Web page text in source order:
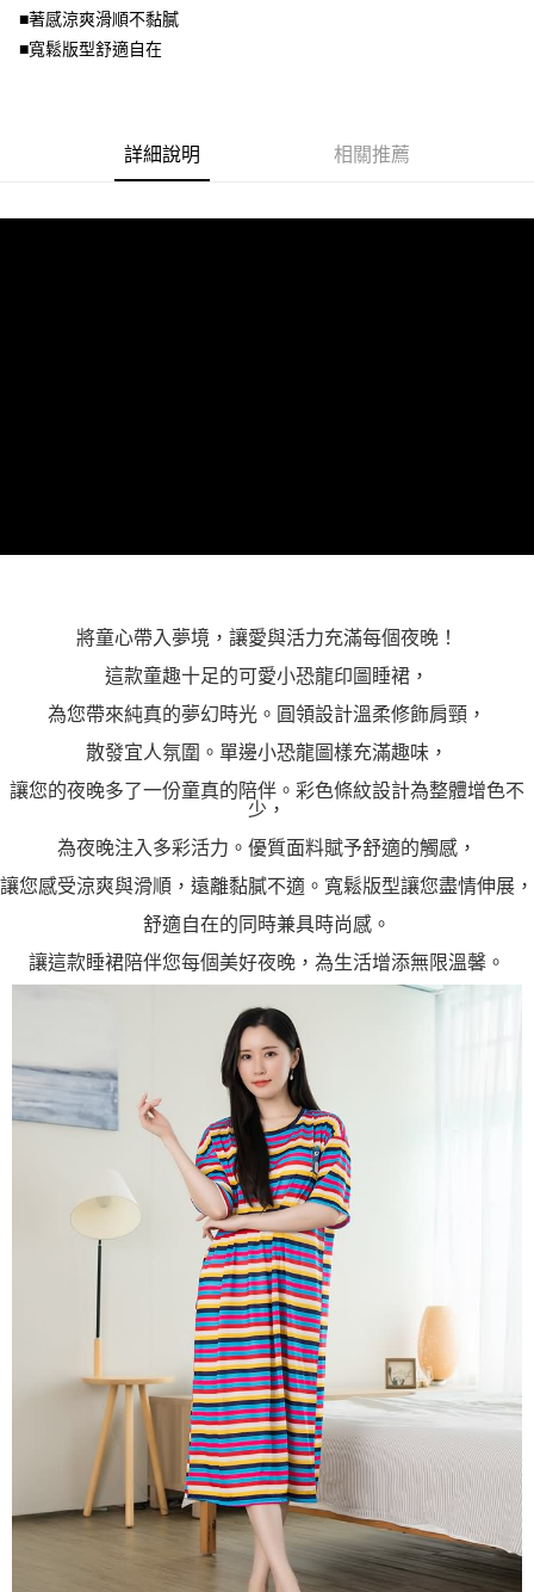
易，需依本服務之必要範圍內提供個人資料，並將交易相關給付款項請求債
權轉讓予恩沛科技股份有限公司。
４．使用「AFTEE先享後付」時，將依據個別帳號之用戶狀況，依本公司即
請求用戶進行身份認證。
■著感涼爽滑順不黏膩
■寬鬆版型舒適自在
詳細說明 相關推薦
將童心帶入夢境，讓愛與活力充滿每個夜晚！
這款童趣十足的可愛小恐龍印圖睡裙，
為您帶來純真的夢幻時光。圓領設計溫柔修飾肩頸，
散發宜人氛圍。單邊小恐龍圖樣充滿趣味，
讓您的夜晚多了一份童真的陪伴。彩色條紋設計為整體增色不
少，
為夜晚注入多彩活力。優質面料賦予舒適的觸感，
讓您感受涼爽與滑順，遠離黏膩不適。寬鬆版型讓您盡情伸展，
舒適自在的同時兼具時尚感。
讓這款睡裙陪伴您每個美好夜晚，為生活增添無限溫馨。